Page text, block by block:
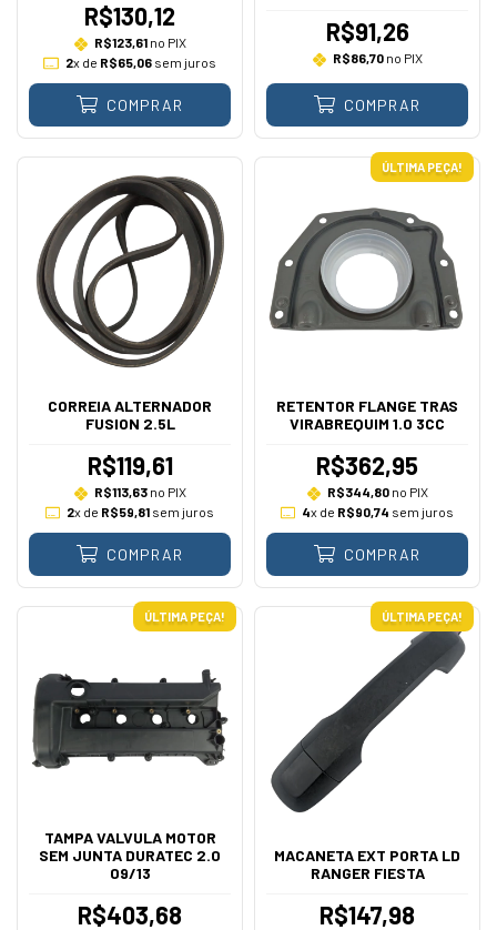
R$130,12
R$123,61no PIX
2x de R$65,06sem juros
COMPRAR
R$91,26
R$86,70no PIX
COMPRAR
CORREIA ALTERNADOR
FUSION 2.5L
R$119,61
R$113,63no PIX
2x de R$59,81 sem juros
COMPRAR
ÚLTIMA PEÇA!
RETENTOR FLANGE TRAS
VIRABREQUIM 1.0 3CC
R$362,95
R$344,80no PIX
4x de R$90,74 sem juros
COMPRAR
ÚLTIMA PEÇA!
TAMPA VALVULA MOTOR
SEM JUNTA DURATEC 2.0
09/13
R$403,68
ÚLTIMA PEÇA!
MACANETA EXT PORTA LD
RANGER FIESTA
R$147,98